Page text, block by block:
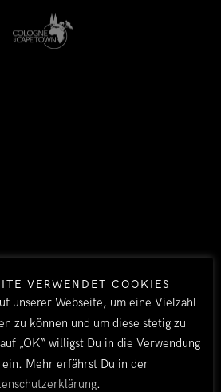
VERWENDET COOKIES
unserer Webseite, um eine Vielzahl
zu können und um diese stetig zu
„OK“ willigst Du in die Verwendung
ein. Mehr erfährst Du in der
.